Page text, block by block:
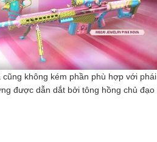
không kém phần phù hợp với phái
được dẫn dắt bởi tông hồng chủ đạo